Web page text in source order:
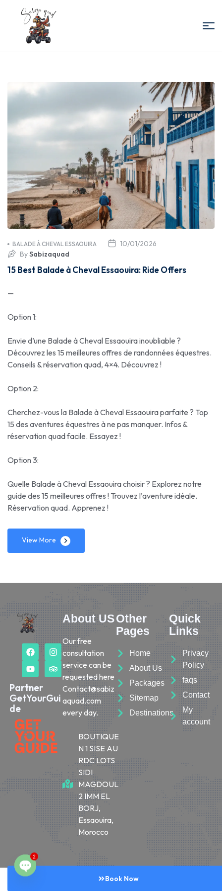
Essaouira
Book Now
10/01/2026
BALADE À CHEVAL ESSAOUIRA
BySabizaquad
15 Best Balade à Cheval Essaouira: Ride Offers
—
Option 1:
Envie d’une Balade à Cheval Essaouira inoubliable ?
Découvrez les 15 meilleures offres de randonnées équestres.
Conseils & réservation quad, 4×4. Découvrez !
Option 2:
Cherchez-vous la Balade à Cheval Essaouira parfaite ? Top
15 des aventures équestres à ne pas manquer. Infos &
réservation quad facile. Essayez !
Option 3:
Quelle Balade à Cheval Essaouira choisir ? Explorez notre
guide des 15 meilleures offres ! Trouvez l’aventure idéale.
Réservation quad. Apprenez !
View More
Partner
GetYourGui
de
About US
Our free
consultation
service can be
requested here
Contact@sabiz
aquad.com
every day.
BOUTIQUE
N 1 SISE AU
RDC LOTS
SIDI
MAGDOUL
2 IMM EL
BORJ,
Essaouira,
Morocco
Other
Pages
Home
About Us
Packages
Sitemap
Destinations
Quick
Links
Privacy
Policy
faqs
Contact
My
account
2